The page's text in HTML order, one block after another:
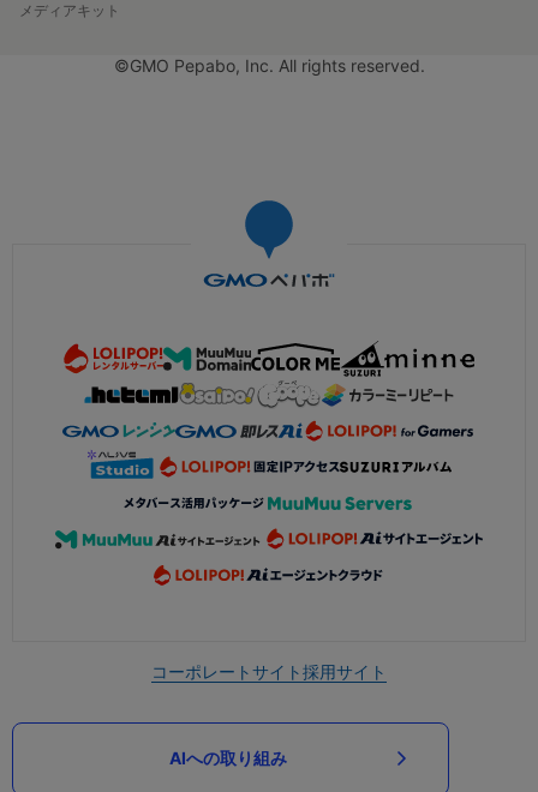
メディアキット
©GMO Pepabo, Inc. All rights reserved.
コーポレートサイト採用サイト
AIへの取り組み